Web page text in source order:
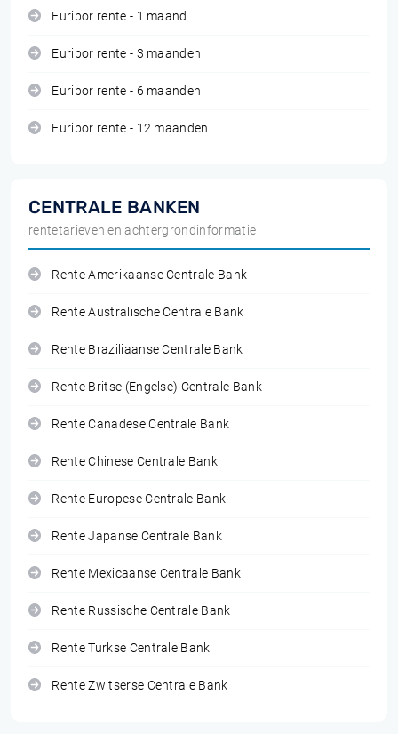
Euribor rente - 1 maand
Euribor rente - 3 maanden
Euribor rente - 6 maanden
Euribor rente - 12 maanden
CENTRALE BANKEN
rentetarieven en achtergrondinformatie
Rente Amerikaanse Centrale Bank
Rente Australische Centrale Bank
Rente Braziliaanse Centrale Bank
Rente Britse (Engelse) Centrale Bank
Rente Canadese Centrale Bank
Rente Chinese Centrale Bank
Rente Europese Centrale Bank
Rente Japanse Centrale Bank
Rente Mexicaanse Centrale Bank
Rente Russische Centrale Bank
Rente Turkse Centrale Bank
Rente Zwitserse Centrale Bank